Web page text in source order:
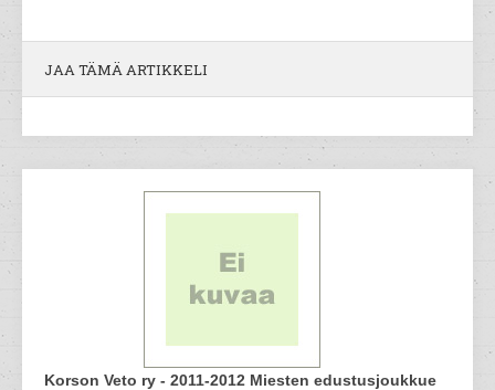
JAA TÄMÄ ARTIKKELI
Korson Veto ry - 2011-2012 Miesten edustusjoukkue